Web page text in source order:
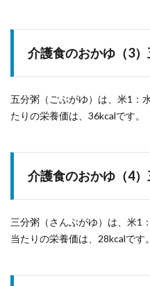
介護食のおかゆ（3
五分粥（ごぶがゆ）は、米1：
たりの栄養価は、36kcalです。
介護食のおかゆ（4
三分粥（さんぶがゆ）は、米1
当たりの栄養価は、28kcalです。